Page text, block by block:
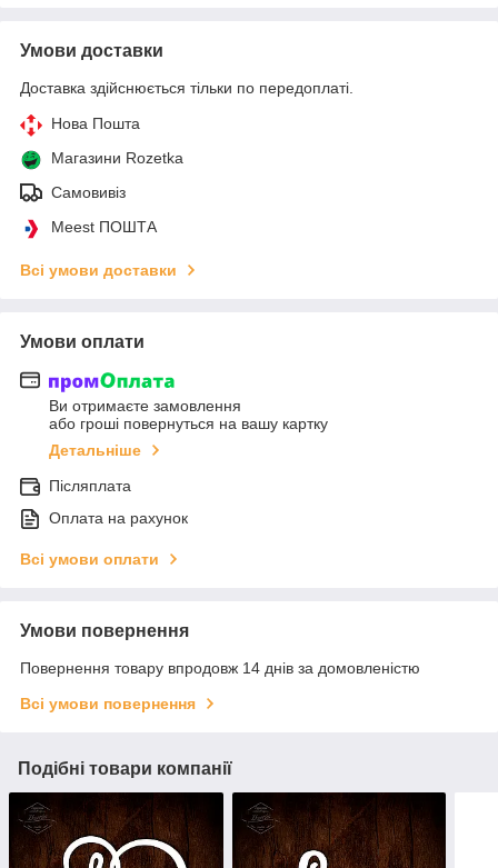
Умови доставки
Доставка здійснюється тільки по передоплаті.
Нова Пошта
Магазини Rozetka
Самовивіз
Meest ПОШТА
Всі умови доставки
Умови оплати
Ви отримаєте замовлення
або гроші повернуться на вашу картку
Детальніше
Післяплата
Оплата на рахунок
Всі умови оплати
Умови повернення
Повернення товару впродовж 14 днів за домовленістю
Всі умови повернення
Подібні товари компанії